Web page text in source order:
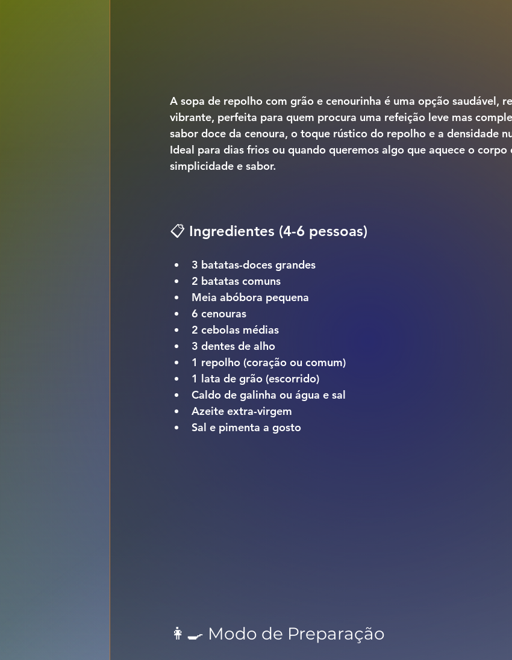
A sopa de repolho com grão e cenourinha é uma opção saudável,
vibrante, perfeita para quem procura uma refeição leve mas
sabor doce da cenoura, o toque rústico do repolho e a densidade
Ideal para dias frios ou quando queremos algo que aquece o corpo
simplicidade e sabor.
📋 Ingredientes (4-6 pessoas)
3 batatas-doces grandes
2 batatas comuns
Meia abóbora pequena
6 cenouras
2 cebolas médias
3 dentes de alho
1 repolho (coração ou comum)
1 lata de grão (escorrido)
Caldo de galinha ou água e sal
Azeite extra-virgem
Sal e pimenta a gosto
👩‍🍳 Modo de Preparação